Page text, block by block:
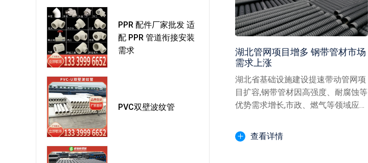
PPR 配件厂家批发 适
配 PPR 管道衔接安装
需求
PVC双壁波纹管
湖北管网项目增多 钢带管材市场
需求上涨
湖北省基础设施建设提速带动管网项
目扩容,钢带管材因高强度、耐腐蚀等
优势需求增长,市政、燃气等领域应用
查看详情